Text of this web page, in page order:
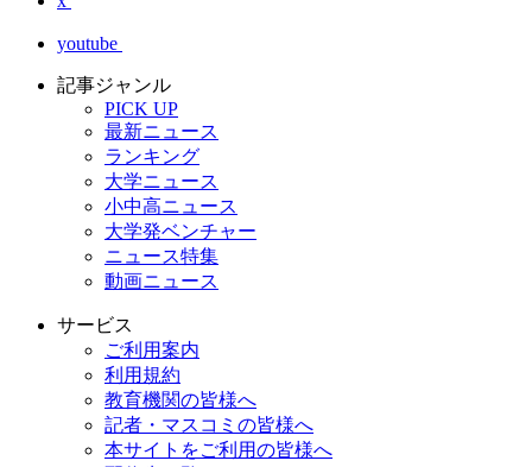
youtube
記事ジャンル
PICK UP
最新ニュース
ランキング
大学ニュース
小中高ニュース
大学発ベンチャー
ニュース特集
動画ニュース
サービス
ご利用案内
利用規約
教育機関の皆様へ
記者・マスコミの皆様へ
本サイトをご利用の皆様へ